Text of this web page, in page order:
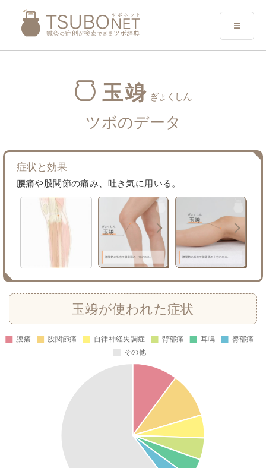
玉竧 ぎょくしん
ツボのデータ
症状と効果
腰痛や股関節の痛み、吐き気に用いる。
玉竧が使われた症状